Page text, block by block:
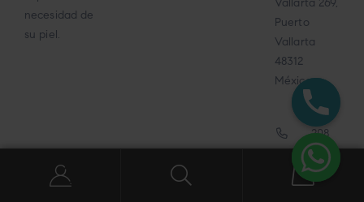
necesidad de
su piel.
Vallarta 269,
Puerto
Vallarta
48312
México
322
208
1816
0